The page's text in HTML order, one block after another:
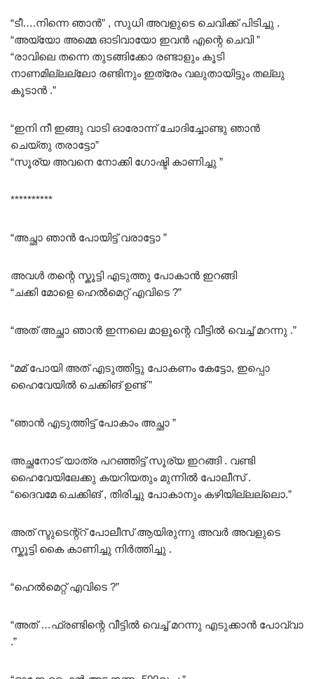
“ടീ….നിന്നെ ഞാൻ” , സുധി അവളുടെ ചെവിക്ക് പിടിച്ചു .
“അയ്യോ അമ്മെ ഓടിവായോ ഇവൻ എന്റെ ചെവി ”
“രാവിലെ തന്നെ തുടങ്ങിക്കോ രണ്ടാളും കൂടി
നാണമില്ലല്ലോ രണ്ടിനും ഇത്രേം വലുതായിട്ടും തല്ലു
കൂടാൻ .”
“ഇനി നീ ഇങ്ങു വാടി ഓരോന്ന് ചോദിച്ചോണ്ടു ഞാൻ
ചെയ്തു തരാട്ടോ”
“സൂര്യ അവനെ നോക്കി ഗോഷ്ടി കാണിച്ചു ”
**********
“അച്ഛാ ഞാൻ പോയിട്ട് വരാട്ടോ ”
അവൾ തന്റെ സ്കൂട്ടി എടുത്തു പോകാൻ ഇറങ്ങി
“ചക്കി മോളെ ഹെൽമെറ്റ് എവിടെ ?”
“അത് അച്ഛാ ഞാൻ ഇന്നലെ മാളൂന്റെ വീട്ടിൽ വെച്ച് മറന്നു .”
“മമ് പോയി അത് എടുത്തിട്ടു പോകണം കേട്ടോ, ഇപ്പൊ
ഹൈവേയിൽ ചെക്കിങ് ഉണ്ട് ”
“ഞാൻ എടുത്തിട്ട് പോകാം അച്ഛാ ”
അച്ഛനോട് യാത്ര പറഞ്ഞിട്ട് സൂര്യ ഇറങ്ങി . വണ്ടി
ഹൈവേയിലേക്കു കയറിയതും മുന്നിൽ പോലീസ് .
“ദൈവമേ ചെക്കിങ് , തിരിച്ചു പോകാനും കഴിയില്ലല്ലൊ.”
അത് സ്ടുടെന്റ്റ് പോലീസ് ആയിരുന്നു അവർ അവളുടെ
സ്കൂട്ടി കൈ കാണിച്ചു നിർത്തിച്ചു .
“ഹെൽമെറ്റ് എവിടെ ?”
“അത് …ഫ്രണ്ടിന്റെ വീട്ടിൽ വെച്ച് മറന്നു എടുക്കാൻ പോവ്വാ
.”